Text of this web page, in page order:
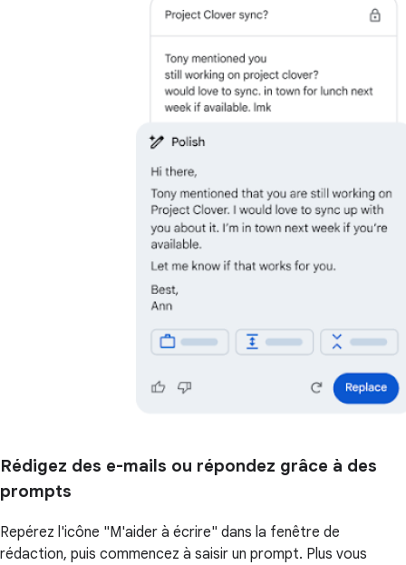
Rédigez des e-mails ou répondez grâce à des
prompts
Repérez l'icône "M'aider à écrire" dans la fenêtre de
rédaction, puis commencez à saisir un prompt. Plus vous